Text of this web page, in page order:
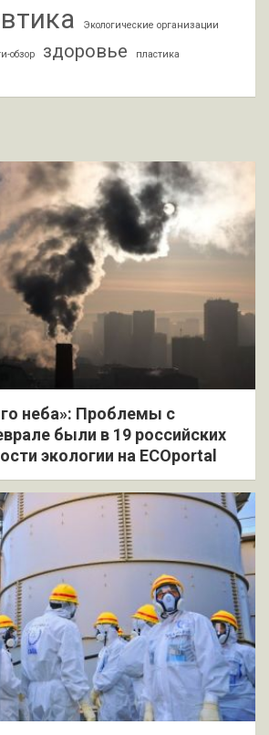
Экологические организации
обзор здоровье пластика
неба»: Проблемы с
были в 19 российских
экологии на ECOportal